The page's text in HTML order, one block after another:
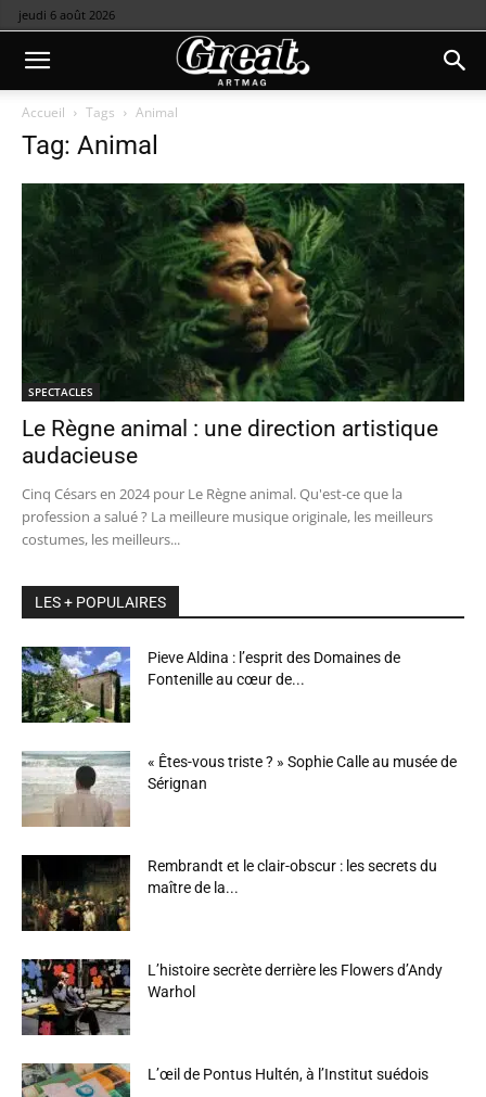
jeudi 6 août 2026
Accueil Tags Animal
Tag: Animal
SPECTACLES
Le Règne animal : une direction artistique
audacieuse
Cinq Césars en 2024 pour Le Règne animal. Qu'est-ce que la
profession a salué ? La meilleure musique originale, les meilleurs
costumes, les meilleurs...
LES + POPULAIRES
Pieve Aldina : l’esprit des Domaines de
Fontenille au cœur de...
« Êtes-vous triste ? » Sophie Calle au musée de
Sérignan
Rembrandt et le clair-obscur : les secrets du
maître de la...
L’histoire secrète derrière les Flowers d’Andy
Warhol
L’œil de Pontus Hultén, à l’Institut suédois